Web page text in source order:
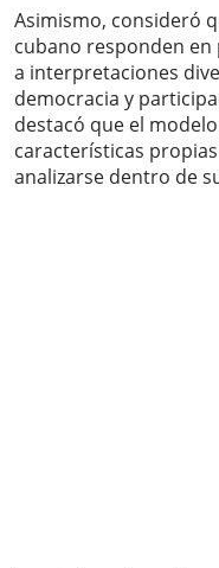
Asimismo, consideró
cubano responden en
a interpretaciones
democracia y
destacó que el
características
analizarse dentro de